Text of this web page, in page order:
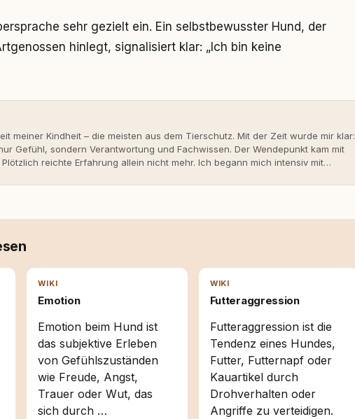
sehr gezielt ein. Ein selbstbewusster Hund, der
hinlegt, signalisiert klar: „Ich bin keine
meiner Kindheit – die meisten aus dem Tierschutz. Mit der Zeit wurde mir klar:
Gefühl, sondern Verantwortung und Fachwissen. Der Wendepunkt kam mit
reichte Erfahrung allein nicht mehr. Ich begann mich intensiv mit
Bindung dort, wo Verständnis Wissen ersetzt – nicht umgekehrt. Aus dieser
WIKI
Emotion
Emotion beim Hund ist
das subjektive Erleben
von Gefühlszuständen
wie Freude, Angst,
Trauer oder Wut, das
sich durch …
WIKI
Futteraggression
Futteraggression ist die
Tendenz eines Hundes,
Futter, Futternapf oder
Kauartikel durch
Drohverhalten oder
Angriffe zu verteidigen.